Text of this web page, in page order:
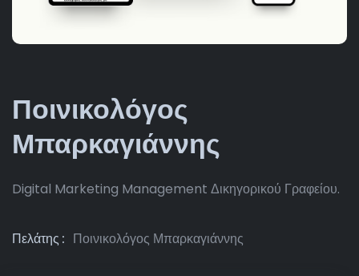
Ποινικολόγος
Μπαρκαγιάννης
Digital Marketing Management Δικηγορικού Γραφείου.
Πελάτης Ποινικολόγος Μπαρκαγιάννης